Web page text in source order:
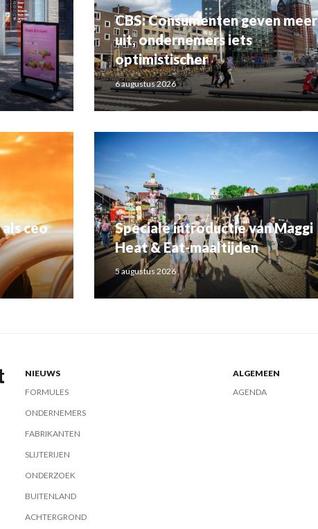
CBS: Consumenten geven meer
uit, ondernemers iets
optimistischer
6 augustus 2026
ceo
Speciale introductie van Maggi
Heat & Eat-maaltijden
5 augustus 2026
NIEUWS
FORMULES
ONDERNEMERS
FABRIKANTEN
SLIJTERIJEN
ONDERZOEK
BUITENLAND
ACHTERGROND
ALGEMEEN
AGENDA